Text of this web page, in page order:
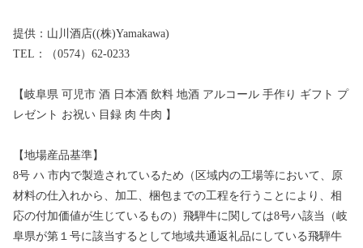
提供：山川酒店((株)Yamakawa)
TEL：（0574）62-0233
【岐阜県 可児市 酒 日本酒 飲料 地酒 アルコール 手作り ギフト プ
レゼント お祝い 目録 肉 牛肉 】
【地場産品基準】
8号 ハ 市内で製造されているため（区域内の工場等において、原
材料の仕入れから、加工、梱包までの工程を行うことにより、相
応の付加価値が生じているもの）飛騨牛に関しては8号ハ該当（岐
阜県が第１号に該当するとして地域共通返礼品にしている飛騨牛